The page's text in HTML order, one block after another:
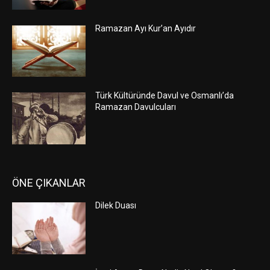
Ramazan Ayı Kur’an Ayıdır
Türk Kültüründe Davul ve Osmanlı’da
Ramazan Davulcuları
ÖNE ÇIKANLAR
Dilek Duası